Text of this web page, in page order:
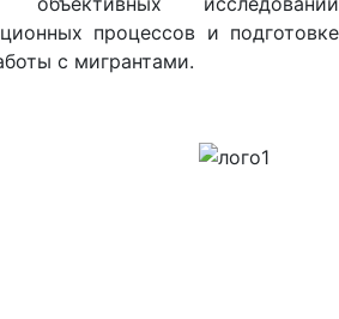
процессов и подготовке
с мигрантами.